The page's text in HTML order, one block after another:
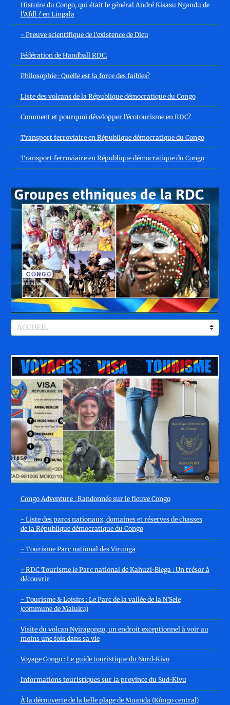
Histoire du Congo, qui était le général André Kisasu Ngandu de
l'Afdl ? en Lingala
- Preuve scientifique de l'existence de Dieu
Fédération de Handball RDC.
Philosophie : Quelle est la force des faibles?
Liste des volcans de la République démocratique du Congo
Comment et pourquoi développer l’écotourisme en RDC?
Transport ferroviaire en République démocratique du Congo
Transport ferroviaire en République démocratique du Congo
Congo Adventure : Randonnée sur le fleuve Congo
- Liste des parcs nationaux, domaines et réserves de chasses
de la République démocratique du Congo
- Tourisme Parc national des Virunga
- RDC Tourisme le Parc national de Kahuzi-Biega : Un trésor à
découvrir
- Tourisme & Loisirs : Le Parc de la vallée de la N’Sele
(commune de Maluku)
Visite du volcan Nyiragongo, un endroit exceptionnel à voir au
moins une fois dans sa vie
Voyage Congo : Le guide touristique du Nord-Kivu
Informations touristiques sur la province du Sud-Kivu
À la découverte de la belle plage de Muanda (Kôngo central)